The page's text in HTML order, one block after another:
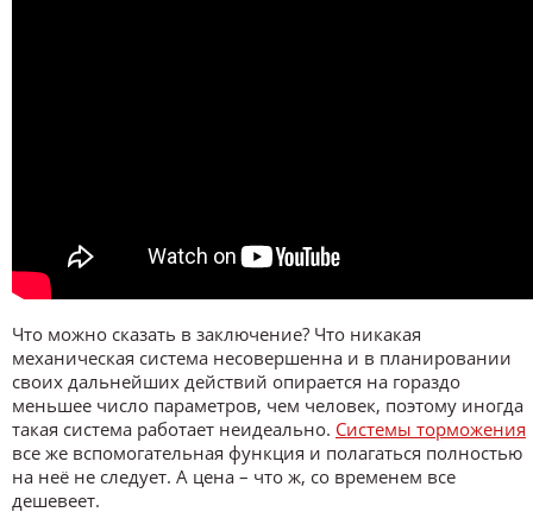
Что можно сказать в заключение? Что никакая
механическая система несовершенна и в планировании
своих дальнейших действий опирается на гораздо
меньшее число параметров, чем человек, поэтому иногда
такая система работает неидеально. Системы торможения
все же вспомогательная функция и полагаться полностью
на неё не следует. А цена – что ж, со временем все
дешевеет.